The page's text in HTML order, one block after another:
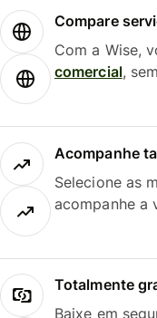
Compare
Com a Wise,
comercial,
Acompanhe
Selecione as
acompanhe a
Totalmente
Baixe em